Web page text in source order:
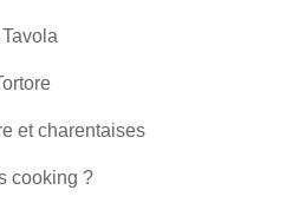
et charentaises
cooking ?